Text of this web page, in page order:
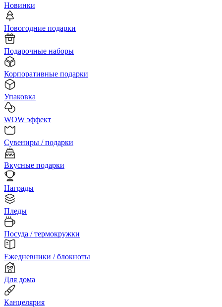
Новинки
Новогодние подарки
Подарочные наборы
Корпоративные подарки
Упаковка
WOW эффект
Сувениры / подарки
Вкусные подарки
Награды
Пледы
Посуда / термокружки
Ежедневники / блокноты
Для дома
Канцелярия